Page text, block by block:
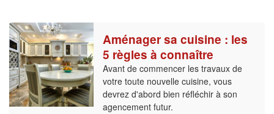
Aménager sa cuisine : les
5 règles à connaître
Avant de commencer les travaux de
votre toute nouvelle cuisine, vous
devrez d'abord bien réfléchir à son
agencement futur.